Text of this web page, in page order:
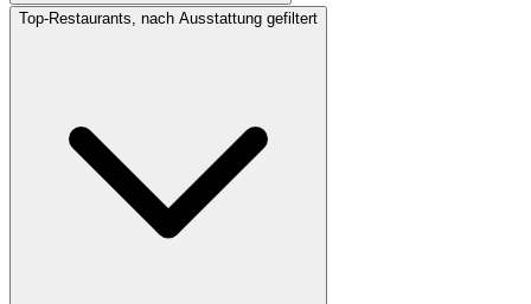
Top-Restaurants, nach Ausstattung gefiltert